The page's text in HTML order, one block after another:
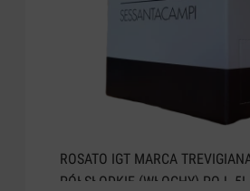
ROSATO IGT MARCA
PÓŁSŁODKIE (WŁOCHY) POJ. 5L